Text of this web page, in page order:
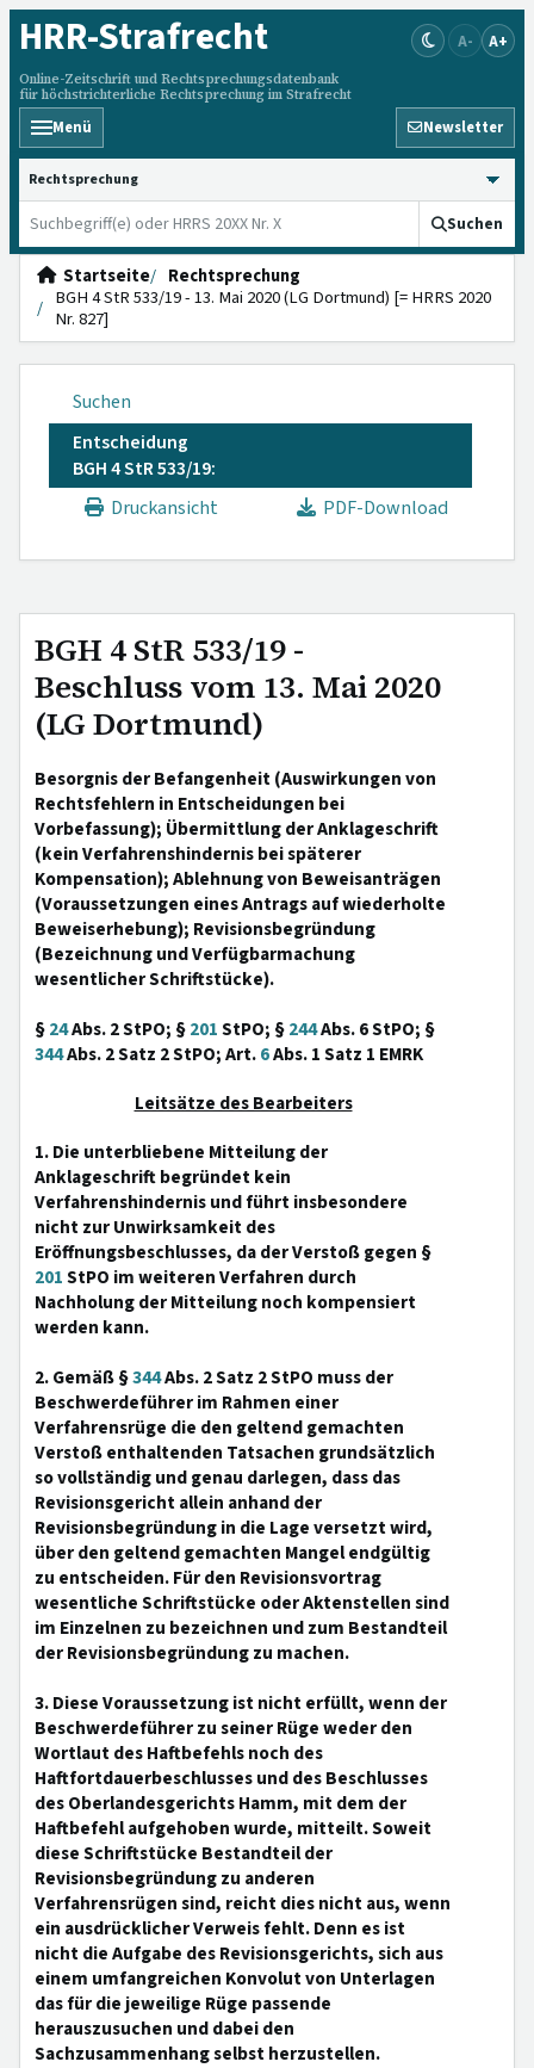
HRR-Strafrecht
Online-Zeitschrift und Rechtsprechungsdatenbank
für höchstrichterliche Rechtsprechung im Strafrecht
A- A+
Menü Newsletter
HRRS durchsuchen
Suchen
Startseite
Rechtsprechung
BGH 4 StR 533/19 - 13. Mai 2020 (LG Dortmund) [= HRRS 2020
Nr. 827]
Suchen
Entscheidung
BGH 4 StR 533/19:
Druckansicht
PDF-Download
BGH 4 StR 533/19 -
Beschluss vom 13. Mai 2020
(LG Dortmund)
Besorgnis der Befangenheit (Auswirkungen von
Rechtsfehlern in Entscheidungen bei
Vorbefassung); Übermittlung der Anklageschrift
(kein Verfahrenshindernis bei späterer
Kompensation); Ablehnung von Beweisanträgen
(Voraussetzungen eines Antrags auf wiederholte
Beweiserhebung); Revisionsbegründung
(Bezeichnung und Verfügbarmachung
wesentlicher Schriftstücke).
§24Abs. 2 StPO; §201StPO; §244Abs. 6 StPO; §
344Abs. 2 Satz 2 StPO; Art.6Abs. 1 Satz 1 EMRK
Leitsätze des Bearbeiters
1. Die unterbliebene Mitteilung der
Anklageschrift begründet kein
Verfahrenshindernis und führt insbesondere
nicht zur Unwirksamkeit des
Eröffnungsbeschlusses, da der Verstoß gegen §
201StPO im weiteren Verfahren durch
Nachholung der Mitteilung noch kompensiert
werden kann.
2. Gemäß §344Abs. 2 Satz 2 StPO muss der
Beschwerdeführer im Rahmen einer
Verfahrensrüge die den geltend gemachten
Verstoß enthaltenden Tatsachen grundsätzlich
so vollständig und genau darlegen, dass das
Revisionsgericht allein anhand der
Revisionsbegründung in die Lage versetzt wird,
über den geltend gemachten Mangel endgültig
zu entscheiden. Für den Revisionsvortrag
wesentliche Schriftstücke oder Aktenstellen sind
im Einzelnen zu bezeichnen und zum Bestandteil
der Revisionsbegründung zu machen.
3. Diese Voraussetzung ist nicht erfüllt, wenn der
Beschwerdeführer zu seiner Rüge weder den
Wortlaut des Haftbefehls noch des
Haftfortdauerbeschlusses und des Beschlusses
des Oberlandesgerichts Hamm, mit dem der
Haftbefehl aufgehoben wurde, mitteilt. Soweit
diese Schriftstücke Bestandteil der
Revisionsbegründung zu anderen
Verfahrensrügen sind, reicht dies nicht aus, wenn
ein ausdrücklicher Verweis fehlt. Denn es ist
nicht die Aufgabe des Revisionsgerichts, sich aus
einem umfangreichen Konvolut von Unterlagen
das für die jeweilige Rüge passende
herauszusuchen und dabei den
Sachzusammenhang selbst herzustellen.